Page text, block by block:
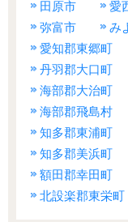
田原市
愛
弥富市
み
愛知郡東郷町
丹羽郡大口町
海部郡大治町
海部郡飛島村
知多郡東浦町
知多郡美浜町
額田郡幸田町
北設楽郡東栄町